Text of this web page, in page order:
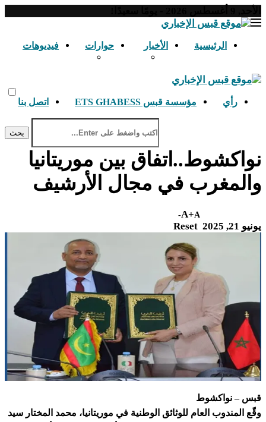
الرئيسية الأخبار حوارات فيديوهات
رأي مؤسسة قبس ETS GHABESS اتصل بنا
بحث
نواكشوط..اتفاق بين موريتانيا
والمغرب في مجال الأرشيف
يونيو 21, 2025
A+A-
Reset
قبس – نواكشوط
وقّع المندوب العام للوثائق الوطنية في موريتانيا، محمد المختار سيد